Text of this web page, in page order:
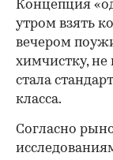
Концепция
утром взять
вечером
химчистку, не
стала
класса.
Согласно